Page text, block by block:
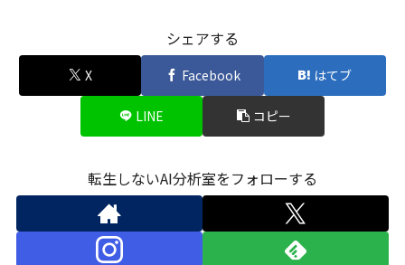
シェアする
X Facebook はてブ
LINE コピー
転生しないAI分析室をフォローする